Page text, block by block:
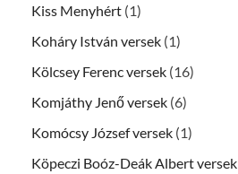
Kiss Menyhért (1)
Koháry István versek (1)
Kölcsey Ferenc versek (16)
Komjáthy Jenő versek (6)
Komócsy József versek (1)
Köpeczi Boóz-Deák Albert versek